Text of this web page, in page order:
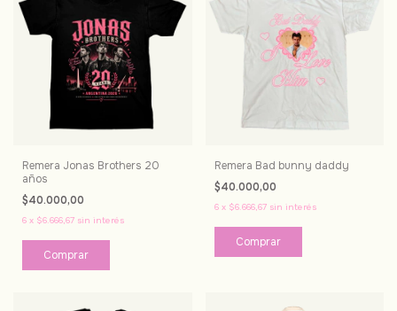
Remera Jonas Brothers 20
años
$40.000,00
6 x $6.666,67 sin interés
Comprar
Remera Bad bunny daddy
$40.000,00
6 x $6.666,67 sin interés
Comprar